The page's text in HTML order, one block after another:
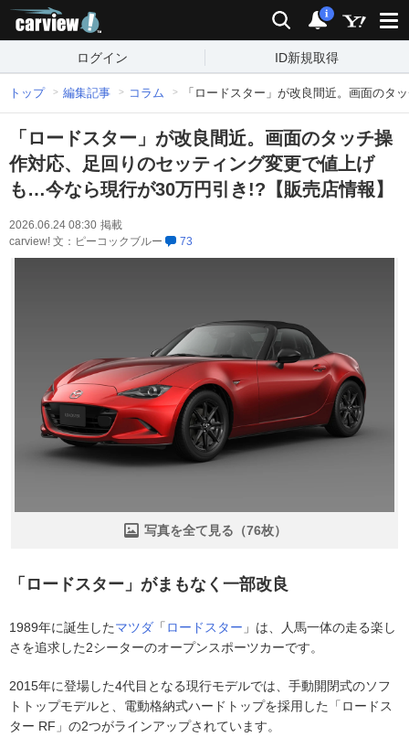
検索 通知
i
ログイン ID新規取得
トップ 編集記事 コラム 「ロードスター」が改良間近。画面の
「ロードスター」が改良間近。画面のタッチ操
作対応、足回りのセッティング変更で値上げ
も…今なら現行が30万円引き!?【販売店情報】
2026.06.24 08:30 掲載
carview! 文：ピーコックブルー
73
写真を全て見る（76枚）
「ロードスター」がまもなく一部改良
1989年に誕生したマツダ 「 ロードスター 」は、人馬一体の走る楽し
さを追求した2シーターのオープンスポーツカーです。
2015年に登場した4代目となる現行モデルでは、手動開閉式のソフ
トトップモデルと、電動格納式ハードトップを採用した「ロードス
ター RF」の2つがラインアップされています。